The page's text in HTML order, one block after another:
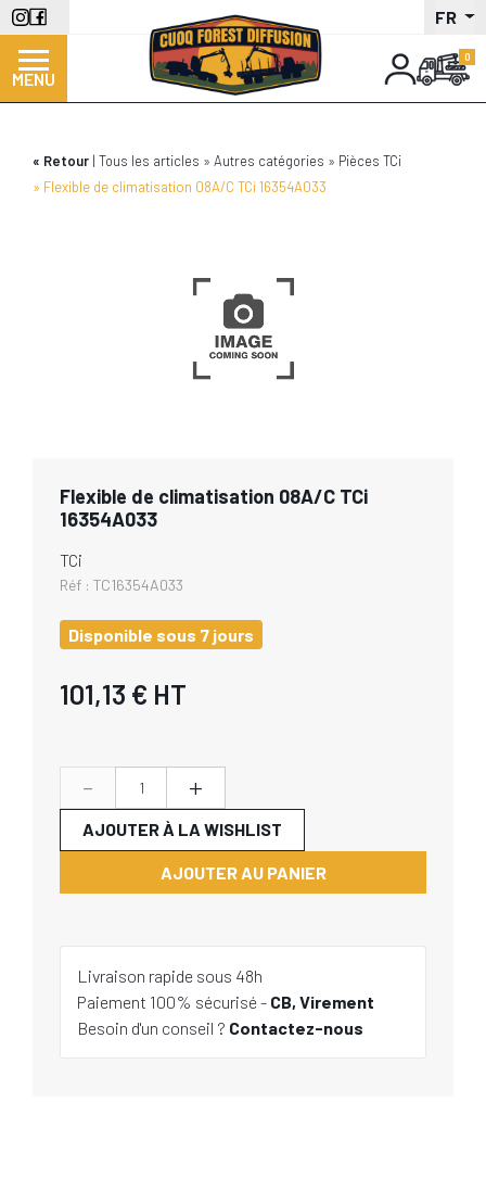
Aller
au
contenu
principal
FR
MENU
Retour Tous les articles Autres catégories
Pièces TCi
Flexible de climatisation 08A/C TCi 16354A033
Flexible de climatisation 08A/C TCi
16354A033
TCi
Réf : TC16354A033
Disponible sous 7 jours
101,13 € HT
- +
AJOUTER AU PANIER
AJOUTER À LA WISHLIST
Livraison rapide sous 48h
Paiement 100% sécurisé - CB, Virement
Besoin d'un conseil ? Contactez-nous